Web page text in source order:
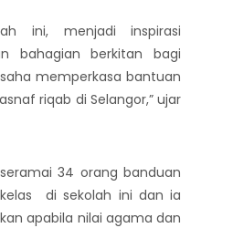
ini, menjadi inspirasi
bahagian berkitan bagi
memperkasa bantuan
riqab di Selangor,” ujar
34 orang banduan
di sekolah ini dan ia
apabila nilai agama dan